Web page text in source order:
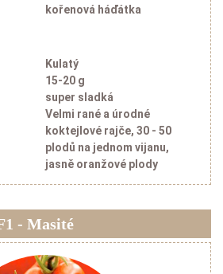
kořenová háďátka
Kulatý
15-20 g
super sladká
Velmi rané a úrodné
koktejlové rajče, 30 - 50
plodů na jednom vijanu,
jasně oranžové plody
- Masité